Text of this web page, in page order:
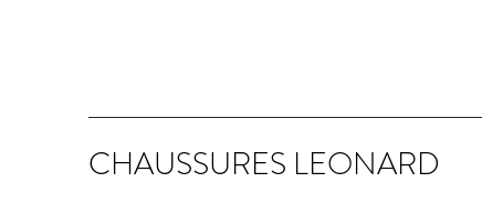
CHAUSSURES LEONARD